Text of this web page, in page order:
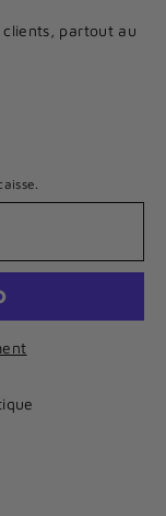
clients, partout au